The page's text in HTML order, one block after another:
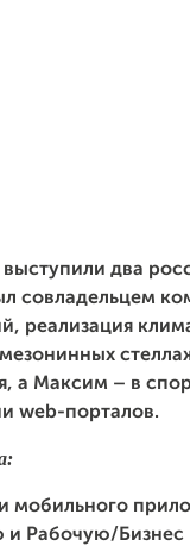
два
реализация
а Максим – в
web-порталов.
мобильного
Рабочую/Бизнес